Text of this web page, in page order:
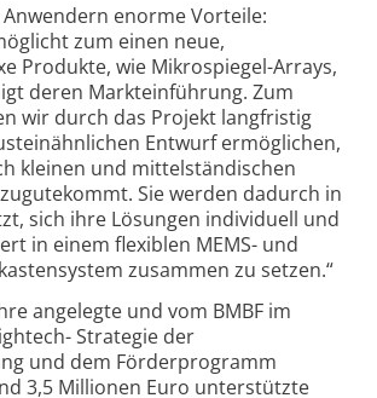
enorme Vorteile:
zum einen neue,
Produkte, wie Mikrospiegel-Arrays,
deren Markteinführung. Zum
wir durch das Projekt langfristig
Entwurf ermöglichen,
kleinen und mittelständischen
Sie werden dadurch in
sich ihre Lösungen individuell und
in einem flexiblen MEMS- und
zusammen zu setzen.“
angelegte und vom BMBF im
Strategie der
und dem Förderprogramm
3,5 Millionen Euro unterstützte